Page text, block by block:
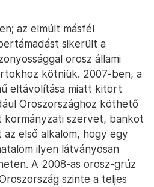
az elmúlt másfél
sikerült a
orosz állami
kötniük. 2007-ben, a
eltávolítása miatt kitört
Oroszországhoz köthető
kormányzati szervet, bankot
első alkalom, hogy egy
ilyen látványosan
A 2008-as orosz-grúz
szinte a teljes